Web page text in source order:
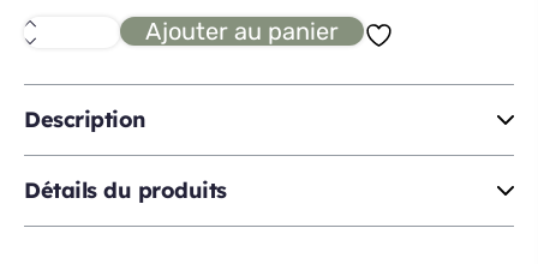
quantité
de
bureau
Ajouter au panier
Description
Détails du produits